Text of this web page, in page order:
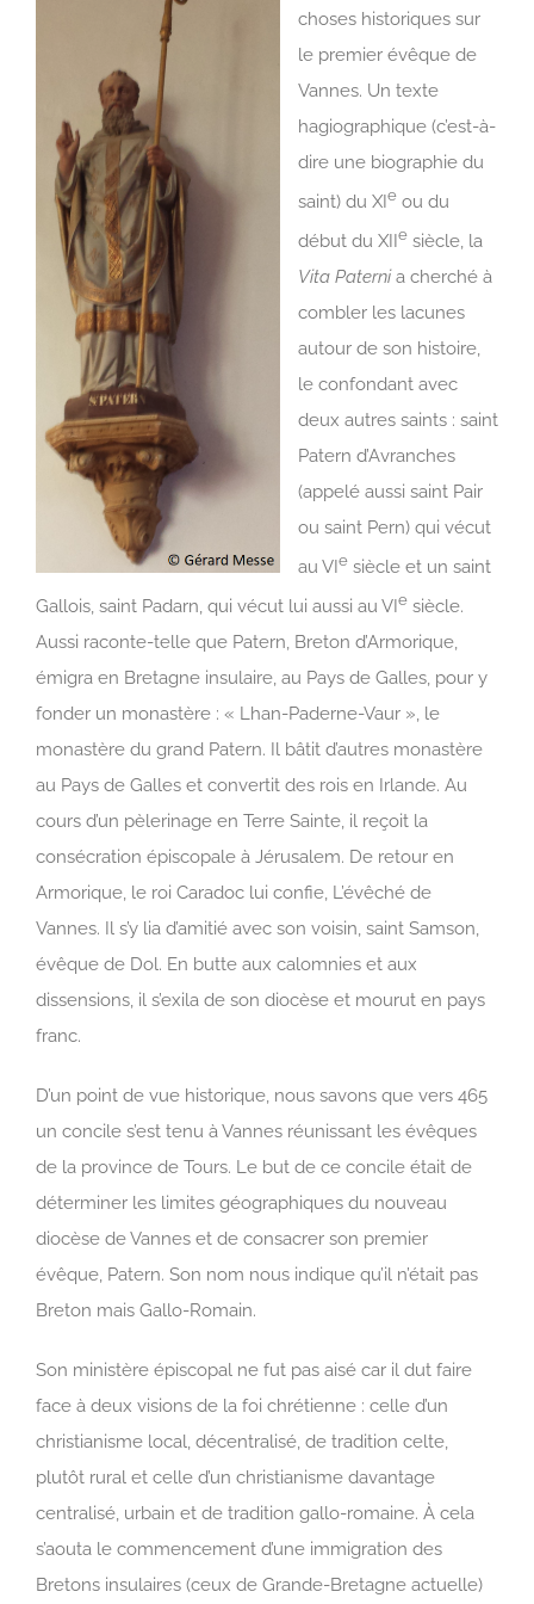
choses historiques sur
le premier évêque de
Vannes. Un texte
hagiographique (c’est-à-
dire une biographie du
saint) du XIe ou du
début du XIIe siècle, la
Vita Paternia cherché à
combler les lacunes
autour de son histoire,
le confondant avec
deux autres saints : saint
Patern d’Avranches
(appelé aussi saint Pair
ou saint Pern) qui vécut
au VIe siècle et un saint
Gallois, saint Padarn, qui vécut lui aussi au VIe siècle.
Aussi raconte-telle que Patern, Breton d’Armorique,
émigra en Bretagne insulaire, au Pays de Galles, pour y
fonder un monastère : « Lhan-Paderne-Vaur », le
monastère du grand Patern. Il bâtit d’autres monastère
au Pays de Galles et convertit des rois en Irlande. Au
cours d’un pèlerinage en Terre Sainte, il reçoit la
consécration épiscopale à Jérusalem. De retour en
Armorique, le roi Caradoc lui confie, L’évêché de
Vannes. Il s’y lia d’amitié avec son voisin, saint Samson,
évêque de Dol. En butte aux calomnies et aux
dissensions, il s’exila de son diocèse et mourut en pays
franc.
D’un point de vue historique, nous savons que vers 465
un concile s’est tenu à Vannes réunissant les évêques
de la province de Tours. Le but de ce concile était de
déterminer les limites géographiques du nouveau
diocèse de Vannes et de consacrer son premier
évêque, Patern. Son nom nous indique qu’il n’était pas
Breton mais Gallo-Romain.
Son ministère épiscopal ne fut pas aisé car il dut faire
face à deux visions de la foi chrétienne : celle d’un
christianisme local, décentralisé, de tradition celte,
plutôt rural et celle d’un christianisme davantage
centralisé, urbain et de tradition gallo-romaine. À cela
s’aouta le commencement d’une immigration des
Bretons insulaires (ceux de Grande-Bretagne actuelle)